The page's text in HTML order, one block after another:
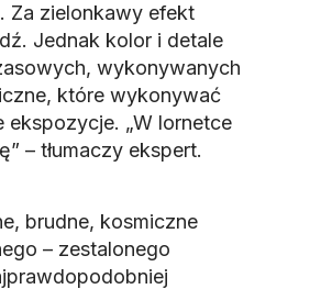
Za zielonkawy efekt
Jednak kolor i detale
wykonywanych
które wykonywać
„W lornetce
– tłumaczy ekspert.
brudne, kosmiczne
– zestalonego